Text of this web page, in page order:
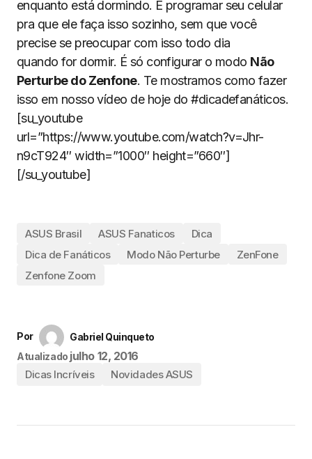
enquanto está dormindo. E programar seu celular
pra que ele faça isso sozinho, sem que você
precise se preocupar com isso todo dia
quando for dormir. É só configurar o modo Não
Perturbe do Zenfone. Te mostramos como fazer
isso em nosso vídeo de hoje do #dicadefanáticos.
[su_youtube
url=”https://www.youtube.com/watch?v=Jhr-
n9cT924″ width=”1000″ height=”660″]
[/su_youtube]
ASUS Brasil ASUS Fanaticos
Dica
Dica de Fanáticos
Modo Não Perturbe
ZenFone
Zenfone Zoom
Por
Gabriel Quinqueto
Atualizado julho 12, 2016
Dicas Incríveis Novidades ASUS